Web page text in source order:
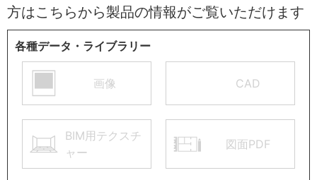
方はこちらから製品の情報がご覧いただけます
各種データ・ライブラリー
画像 CAD
BIM用テクスチ
ャー
図面PDF